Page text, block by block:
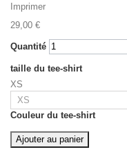
Imprimer
29,00 €
Quantité
taille du tee-shirt
XS
Couleur du tee-shirt
Ajouter au panier